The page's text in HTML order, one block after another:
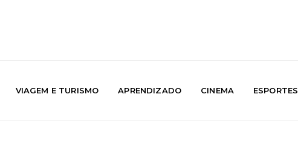
VIAGEM E TURISMO APRENDIZADO CINEMA ESPORTES